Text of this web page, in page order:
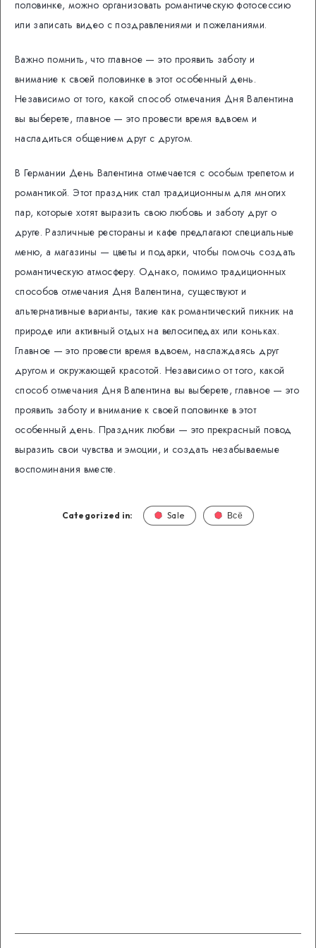
половинке, можно организовать романтическую фотосессию
или записать видео с поздравлениями и пожеланиями.
Важно помнить, что главное — это проявить заботу и
внимание к своей половинке в этот особенный день.
Независимо от того, какой способ отмечания Дня Валентина
вы выберете, главное — это провести время вдвоем и
насладиться общением друг с другом.
В Германии День Валентина отмечается с особым трепетом и
романтикой. Этот праздник стал традиционным для многих
пар, которые хотят выразить свою любовь и заботу друг о
друге. Различные рестораны и кафе предлагают специальные
меню, а магазины — цветы и подарки, чтобы помочь создать
романтическую атмосферу. Однако, помимо традиционных
способов отмечания Дня Валентина, существуют и
альтернативные варианты, такие как романтический пикник на
природе или активный отдых на велосипедах или коньках.
Главное — это провести время вдвоем, наслаждаясь друг
другом и окружающей красотой. Независимо от того, какой
способ отмечания Дня Валентина вы выберете, главное — это
проявить заботу и внимание к своей половинке в этот
особенный день. Праздник любви — это прекрасный повод
выразить свои чувства и эмоции, и создать незабываемые
воспоминания вместе.
Categorized in: Sale Всё